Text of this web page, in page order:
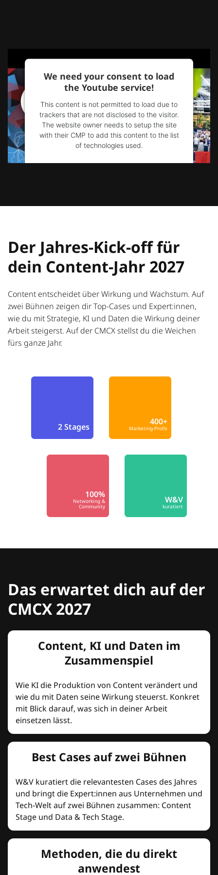
We need your consent to load
the Youtube service!
This content is not permitted to load due to
trackers that are not disclosed to the visitor.
The website owner needs to setup the site
with their CMP to add this content to the list
of technologies used.
Powered byUsercentrics Consent
Der Jahres-Kick-off für
dein Content-Jahr 2027
Content entscheidet über Wirkung und Wachstum. Auf
zwei Bühnen zeigen dir Top-Cases und Expert:innen,
wie du mit Strategie, KI und Daten die Wirkung deiner
Arbeit steigerst. Auf der CMCX stellst du die Weichen
fürs ganze Jahr.
2 Stages 400+
Marketing-Profis
100%
Networking &
Community
W&V
kuratiert
Das erwartet dich auf der
CMCX 2027
Content, KI und Daten im
Zusammenspiel
Wie KI die Produktion von Content verändert und
wie du mit Daten seine Wirkung steuerst. Konkret
mit Blick darauf, was sich in deiner Arbeit
einsetzen lässt.
Best Cases auf zwei Bühnen
W&V kuratiert die relevantesten Cases des Jahres
und bringt die Expert:innen aus Unternehmen und
Tech-Welt auf zwei Bühnen zusammen: Content
Stage und Data & Tech Stage.
Methoden, die du direkt
anwendest